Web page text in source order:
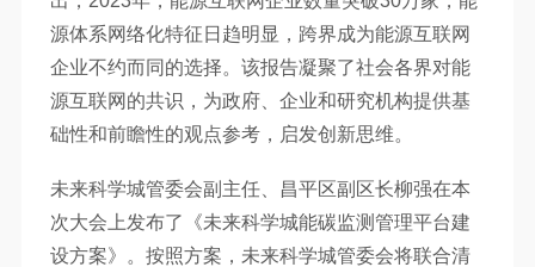
源体系网络化特征日趋明显，跨界成为能源互联网
企业不约而同的选择。该报告凝聚了社会各界对能
源互联网的共识，为政府、企业和研究机构提供基
础性和前瞻性的观点参考，启发创新思维。
未来科学城管委会副主任、昌平区副区长柳强在本
次大会上发布了《未来科学城能碳监测管理平台建
设方案》。按照方案，未来科学城管委会将联合清